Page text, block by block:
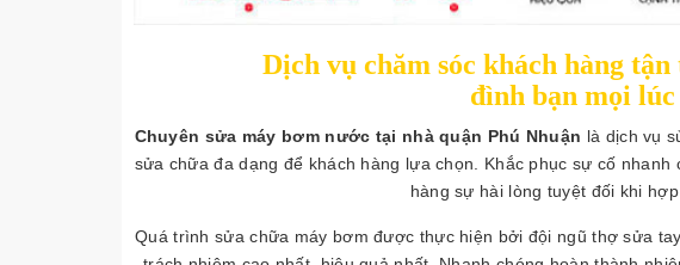
Dịch vụ chăm sóc khách hàng
đình bạn mọi
Chuyên sửa máy bơm nước tại nhà quận Phú Nhuận là dịch vụ
sửa chữa đa dạng để khách hàng lựa chọn. Khắc phục sự cố
hàng sự hài lòng tuyệt đối khi
Quá trình sửa chữa máy bơm được thực hiện bởi đội ngũ thợ sửa